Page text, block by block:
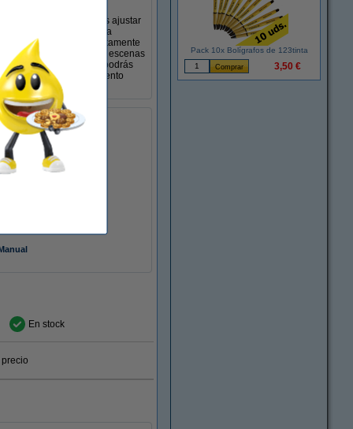
inteligente, puedes ajustar
brillante favorece la
se integra directamente
te permite configurar escenas
consumo energético, podrás
de un funcionamiento
hora
blanco
mate
E27
En stock
Pack 10x Bolígrafos de 123tinta
3,50 €